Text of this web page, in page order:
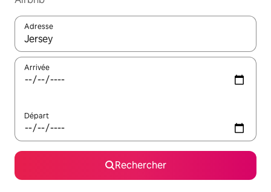
Adresse
Lorsque les résultats s'affichent, utilisez les flèches vers le
Arrivée
Départ
Rechercher